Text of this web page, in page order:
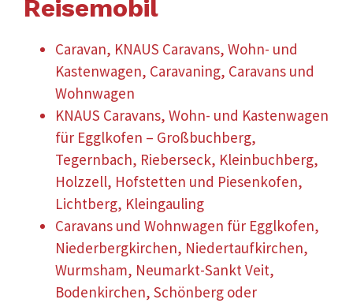
Reisemobil
Caravan, KNAUS Caravans, Wohn- und
Kastenwagen, Caravaning, Caravans und
Wohnwagen
KNAUS Caravans, Wohn- und Kastenwagen
für Egglkofen – Großbuchberg,
Tegernbach, Rieberseck, Kleinbuchberg,
Holzzell, Hofstetten und Piesenkofen,
Lichtberg, Kleingauling
Caravans und Wohnwagen für Egglkofen,
Niederbergkirchen, Niedertaufkirchen,
Wurmsham, Neumarkt-Sankt Veit,
Bodenkirchen, Schönberg oder